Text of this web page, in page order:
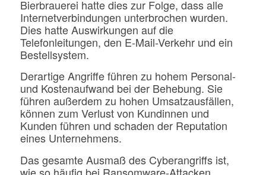
Bierbrauerei hatte dies zur Folge, dass alle
Internetverbindungen unterbrochen wurden.
Dies hatte Auswirkungen auf die
Telefonleitungen, den E-Mail-Verkehr und ein
Bestellsystem.
Derartige Angriffe führen zu hohem Personal-
und Kostenaufwand bei der Behebung. Sie
führen außerdem zu hohen Umsatzausfällen,
können zum Verlust von Kundinnen und
Kunden führen und schaden der Reputation
eines Unternehmens.
Das gesamte Ausmaß des Cyberangriffs ist,
wie so häufig bei Ransomware-Attacken,